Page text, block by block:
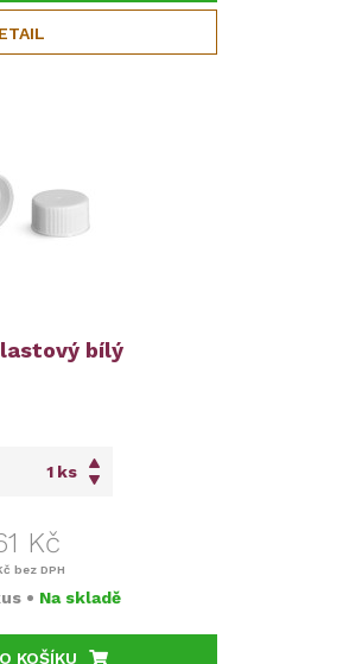
bílý
ks
Kč
bez DPH
• Na skladě
KOŠÍKU